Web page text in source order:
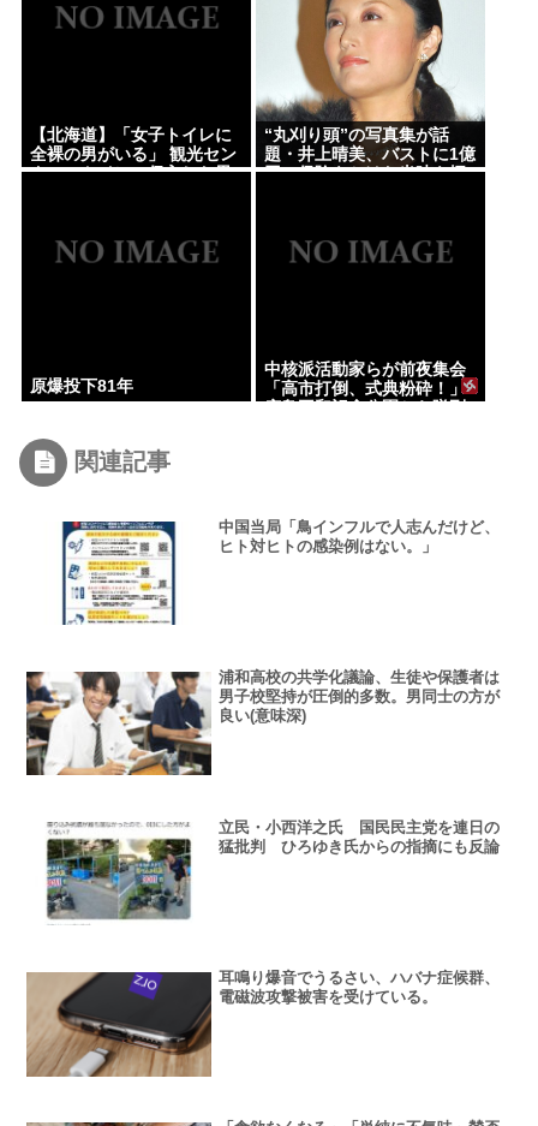
【北海道】「女子トイレに
全裸の男がいる」 観光セン
ターのトイレに侵入した男
“丸刈り頭”の写真集が話
題・井上晴美、バストに1億
円の保険をかけた当時を振
原爆投下81年
中核派活動家らが前夜集会
「高市打倒、式典粉砕！」
広島平和記念公園から隊列
関連記事
中国当局「鳥インフルで人志んだけど、
ヒト対ヒトの感染例はない。」
浦和高校の共学化議論、生徒や保護者は
男子校堅持が圧倒的多数。男同士の方が
良い(意味深)
立民・小西洋之氏 国民民主党を連日の
猛批判 ひろゆき氏からの指摘にも反論
耳鳴り爆音でうるさい、ハバナ症候群、
電磁波攻撃被害を受けている。